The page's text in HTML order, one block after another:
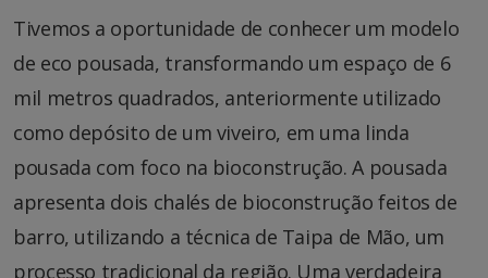
Tivemos a oportunidade de conhecer um modelo
de eco pousada, transformando um espaço de 6
mil metros quadrados, anteriormente utilizado
como depósito de um viveiro, em uma linda
pousada com foco na bioconstrução. A pousada
apresenta dois chalés de bioconstrução feitos de
barro, utilizando a técnica de Taipa de Mão, um
processo tradicional da região. Uma verdadeira